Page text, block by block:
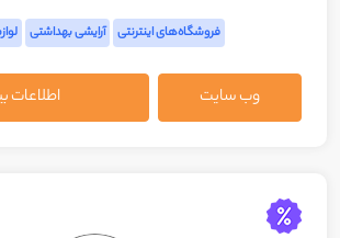
فروشگاه‌های اینترنتی آرایشی بهداشتی
وب سایت اطلاعات